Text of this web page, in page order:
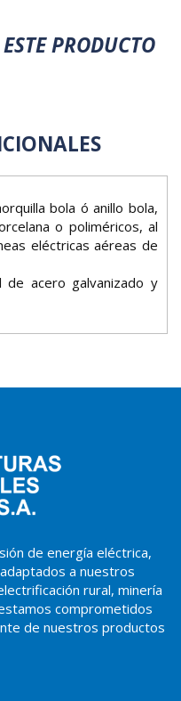
PRODUCTO
bola ó anillo bola,
o poliméricos, al
eléctricas aéreas de
de acero galvanizado y
de energía eléctrica,
a nuestros
rural, minería
comprometidos
de nuestros productos